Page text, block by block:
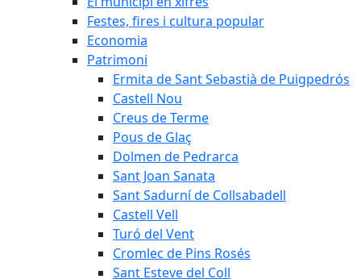
Festes, fires i cultura popular
Economia
Patrimoni
Ermita de Sant Sebastià de Puigpedrós
Castell Nou
Creus de Terme
Pous de Glaç
Dolmen de Pedrarca
Sant Joan Sanata
Sant Sadurní de Collsabadell
Castell Vell
Turó del Vent
Cromlec de Pins Rosés
Sant Esteve del Coll